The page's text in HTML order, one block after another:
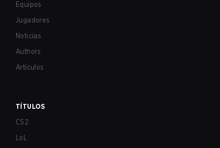
Equipos
Jugadores
Noticias
Authors
Artículos
TÍTULOS
CS2
LoL